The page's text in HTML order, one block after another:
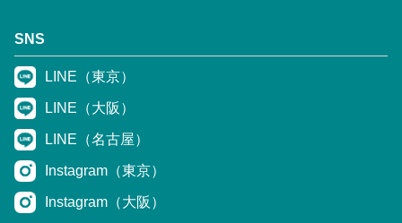
SNS
LINE（東京）
LINE（大阪）
LINE（名古屋）
Instagram（東京）
Instagram（大阪）